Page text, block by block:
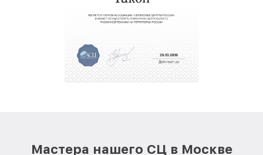
Мастера нашего СЦ в Москве